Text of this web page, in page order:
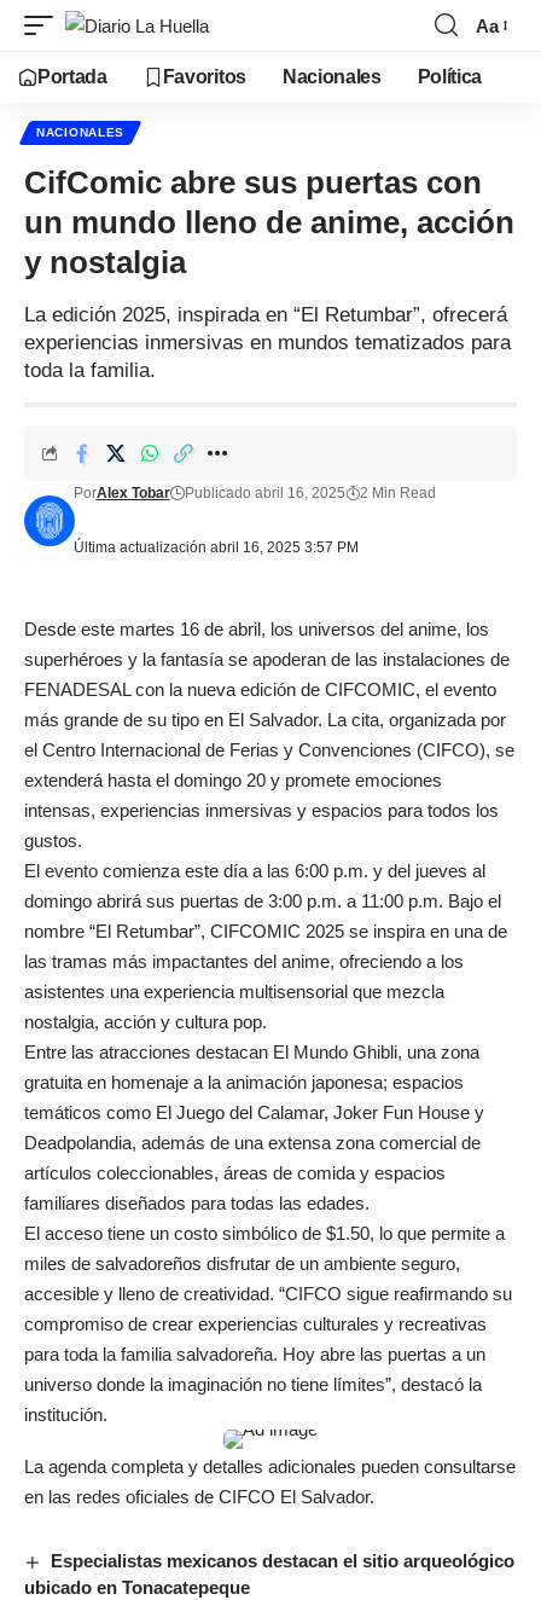
Aa
Portada Favoritos Nacionales Política
NACIONALES
CifComic abre sus puertas con
un mundo lleno de anime, acción
y nostalgia
La edición 2025, inspirada en “El Retumbar”, ofrecerá
experiencias inmersivas en mundos tematizados para
toda la familia.
Última actualización abril 16, 2025 3:57 PM
PorAlex Tobar Publicado abril 16, 2025 2 Min Read
Desde este martes 16 de abril, los universos del anime, los
superhéroes y la fantasía se apoderan de las instalaciones de
FENADESAL con la nueva edición de CIFCOMIC, el evento
más grande de su tipo en El Salvador. La cita, organizada por
el Centro Internacional de Ferias y Convenciones (CIFCO), se
extenderá hasta el domingo 20 y promete emociones
intensas, experiencias inmersivas y espacios para todos los
gustos.
El evento comienza este día a las 6:00 p.m. y del jueves al
domingo abrirá sus puertas de 3:00 p.m. a 11:00 p.m. Bajo el
nombre “El Retumbar”, CIFCOMIC 2025 se inspira en una de
las tramas más impactantes del anime, ofreciendo a los
asistentes una experiencia multisensorial que mezcla
nostalgia, acción y cultura pop.
Entre las atracciones destacan El Mundo Ghibli, una zona
gratuita en homenaje a la animación japonesa; espacios
temáticos como El Juego del Calamar, Joker Fun House y
Deadpolandia, además de una extensa zona comercial de
artículos coleccionables, áreas de comida y espacios
familiares diseñados para todas las edades.
El acceso tiene un costo simbólico de $1.50, lo que permite a
miles de salvadoreños disfrutar de un ambiente seguro,
accesible y lleno de creatividad. “CIFCO sigue reafirmando su
compromiso de crear experiencias culturales y recreativas
para toda la familia salvadoreña. Hoy abre las puertas a un
universo donde la imaginación no tiene límites”, destacó la
institución.
La agenda completa y detalles adicionales pueden consultarse
en las redes oficiales de CIFCO El Salvador.
Especialistas mexicanos destacan el sitio arqueológico
ubicado en Tonacatepeque